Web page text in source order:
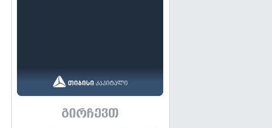
გირჩევთ